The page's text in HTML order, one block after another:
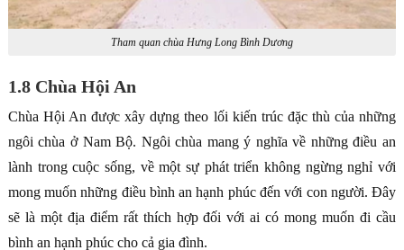
Tham quan chùa Hưng Long Bình Dương
1.8 Chùa Hội An
Chùa Hội An được xây dựng theo lối kiến trúc đặc thù của những
ngôi chùa ở Nam Bộ. Ngôi chùa mang ý nghĩa về những điều an
lành trong cuộc sống, về một sự phát triển không ngừng nghỉ với
mong muốn những điều bình an hạnh phúc đến với con người. Đây
sẽ là một địa điểm rất thích hợp đối với ai có mong muốn đi cầu
bình an hạnh phúc cho cả gia đình.